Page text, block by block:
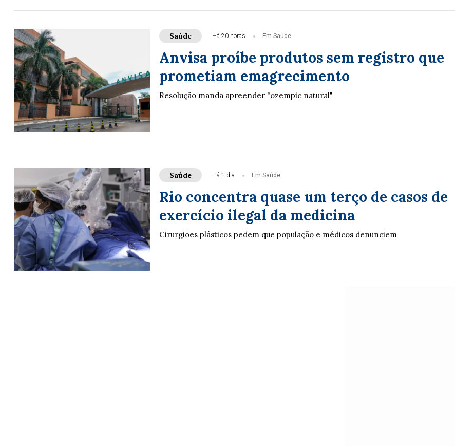
Saúde Há 20 horas Em Saúde
Anvisa proíbe produtos sem registro que
prometiam emagrecimento
Resolução manda apreender "ozempic natural"
Saúde Há 1 dia Em Saúde
Rio concentra quase um terço de casos de
exercício ilegal da medicina
Cirurgiões plásticos pedem que população e médicos denunciem